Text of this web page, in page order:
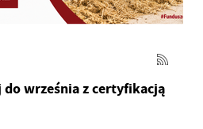
września z certyfikacją